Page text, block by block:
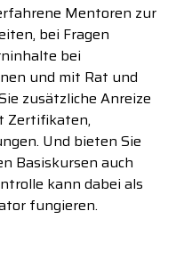
Mentoren zur
bei Fragen
bei
und mit Rat und
zusätzliche Anreize
Zertifikaten,
Und bieten Sie
Basiskursen auch
kann dabei als
fungieren.